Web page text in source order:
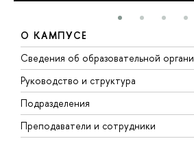
О КАМПУСЕ
Сведения об образовательной
Руководство и структура
Подразделения
Преподаватели и сотрудники